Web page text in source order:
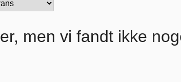
men vi fandt ikke